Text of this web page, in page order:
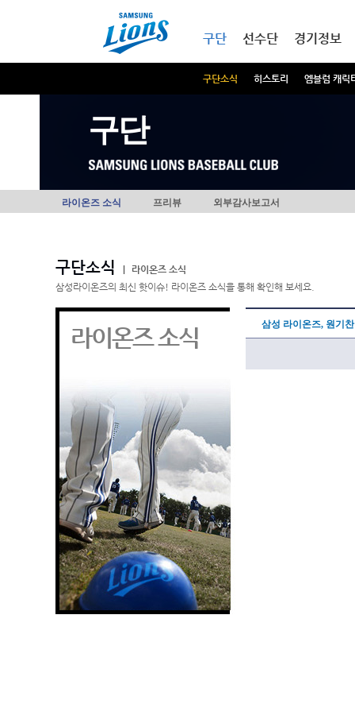
구단
구단소식 히스토리 엠블럼 캐릭
선수단 경기정보
구단
라이온즈 소식 프리뷰 외부감사보고서
구단소식
라이온즈 소식
삼성라이온즈의 최신 핫이슈! 라이온즈 소식을 통해 확인해 보세요.
라이온즈 소식 삼성 라이온즈, 원기